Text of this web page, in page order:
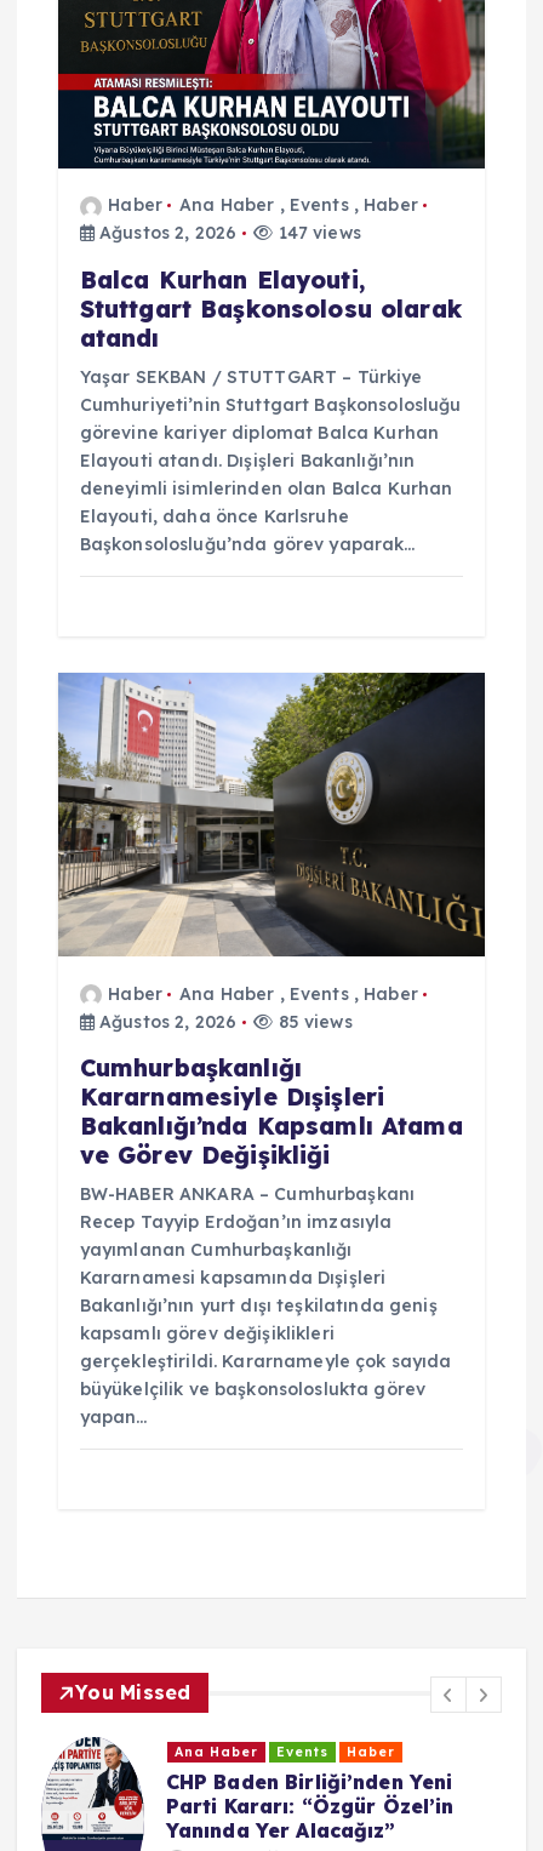
m
Haber Ana Haber , Events, Haber
Ağustos 2, 2026
147 views
Balca Kurhan Elayouti,
Stuttgart Başkonsolosu olarak
atandı
Yaşar SEKBAN / STUTTGART – Türkiye
Cumhuriyeti’nin Stuttgart Başkonsolosluğu
görevine kariyer diplomat Balca Kurhan
Elayouti atandı. Dışişleri Bakanlığı’nın
deneyimli isimlerinden olan Balca Kurhan
Elayouti, daha önce Karlsruhe
Başkonsolosluğu’nda görev yaparak…
Haber Ana Haber , Events, Haber
Ağustos 2, 2026
85 views
Cumhurbaşkanlığı
Kararnamesiyle Dışişleri
Bakanlığı’nda Kapsamlı Atama
ve Görev Değişikliği
BW-HABER ANKARA – Cumhurbaşkanı
Recep Tayyip Erdoğan’ın imzasıyla
yayımlanan Cumhurbaşkanlığı
Kararnamesi kapsamında Dışişleri
Bakanlığı’nın yurt dışı teşkilatında geniş
kapsamlı görev değişiklikleri
gerçekleştirildi. Kararnameyle çok sayıda
büyükelçilik ve başkonsoloslukta görev
yapan…
You Missed
Ana Haber Events Haber
CHP Baden Birliği’nden Yeni
Parti Kararı: “Özgür Özel’in
Yanında Yer Alacağız”